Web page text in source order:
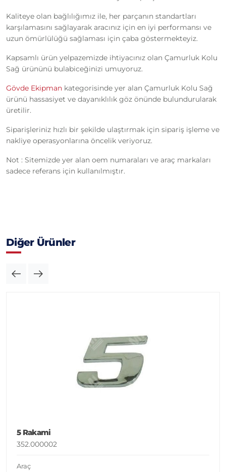
Kaliteye olan bağlılığımız ile, her parçanın standartları
karşılamasını sağlayarak aracınız için en iyi performansı ve
uzun ömürlülüğü sağlaması için çaba göstermekteyiz.
Kapsamlı ürün yelpazemizde ihtiyacınız olan Çamurluk Kolu
Sağ ürününü bulabiceğinizi umuyoruz.
Gövde Ekipman kategorisinde yer alan Çamurluk Kolu Sağ
ürünü hassasiyet ve dayanıklılık göz önünde bulundurularak
üretilir.
Siparişleriniz hızlı bir şekilde ulaştırmak için sipariş işleme ve
nakliye operasyonlarına öncelik veriyoruz.
Not : Sitemizde yer alan oem numaraları ve araç markaları
sadece referans için kullanılmıştır.
Diğer Ürünler
5 Rakami
352.000002
Araç